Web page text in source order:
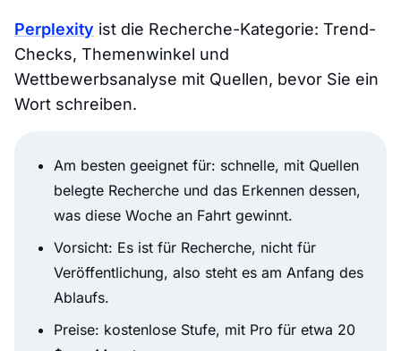
Perplexity ist die Recherche-Kategorie: Trend-
Checks, Themenwinkel und
Wettbewerbsanalyse mit Quellen, bevor Sie ein
Wort schreiben.
Am besten geeignet für: schnelle, mit Quellen
belegte Recherche und das Erkennen dessen,
was diese Woche an Fahrt gewinnt.
Vorsicht: Es ist für Recherche, nicht für
Veröffentlichung, also steht es am Anfang des
Ablaufs.
Preise: kostenlose Stufe, mit Pro für etwa 20